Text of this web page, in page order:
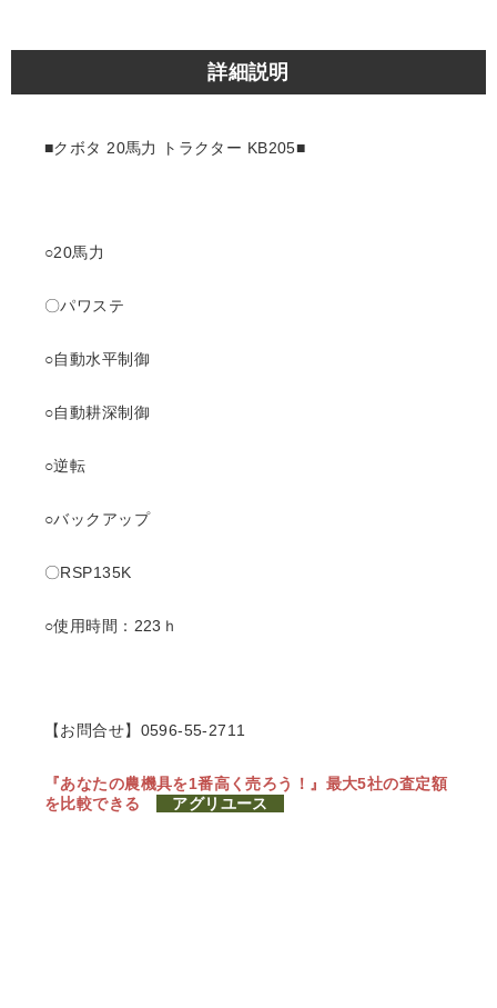
詳細説明
■クボタ 20馬力 トラクター KB205■
○20馬力
〇パワステ
○自動水平制御
○自動耕深制御
○逆転
○バックアップ
〇RSP135K
○使用時間：223ｈ
【お問合せ】0596-55-2711
『あなたの農機具を1番高く売ろう！』 最大5社の査定額
を比較できる
アグリユース